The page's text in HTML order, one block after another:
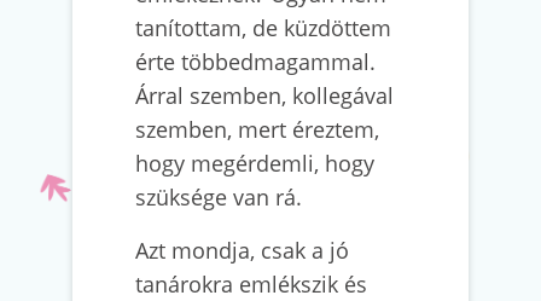
tanítottam, de küzdöttem
érte többedmagammal.
Árral szemben, kollegával
szemben, mert éreztem,
hogy megérdemli, hogy
szüksége van rá.
Azt mondja, csak a jó
tanárokra emlékszik és